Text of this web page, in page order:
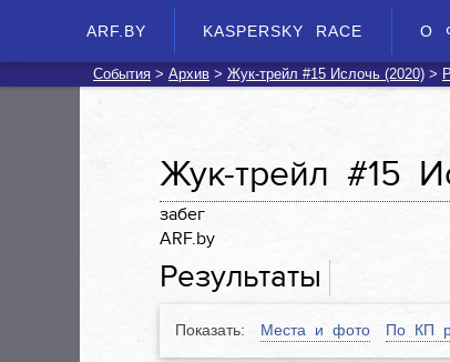
ARF.BY KASPERSKY RACE О
События > Архив > Жук-трейл #15 Ислочь (2020) >
Жук-трейл #15
забег
ARF.by
Результаты
Показать: Места и фото По КП